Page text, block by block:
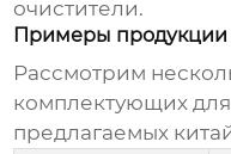
очистители.
Примеры продукции
Рассмотрим
комплектующих
предлагаемых